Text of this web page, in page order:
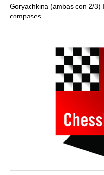
Goryachkina (ambas con 2/3)
compases...